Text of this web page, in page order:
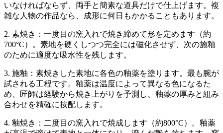
いなければならず、両手と簡素な道具だけで仕上げます。複
雑な人物の作品なら、成形に何日もかかることもあります。
2. 素焼き：一度目の窯入れで焼き締めて形を定めます（約
700°C）。素地を硬くしつつ完全には磁化させず、次の施釉
のために適度な吸水性を残します。
3. 施釉：素焼きした素地に各色の釉薬を塗ります。最も腕が
試される工程です。釉薬は温度によって異なる色になるた
め、匠師は経験から焼き上がりを予測し、釉薬の厚みと組み
合わせを精確に按配します。
4. 釉焼き：二度目の窯入れで焼成します（約800°C）。釉薬